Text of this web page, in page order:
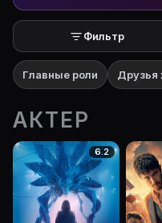
Фильтр
Главные роли Друзья
АКТЕР
6.2